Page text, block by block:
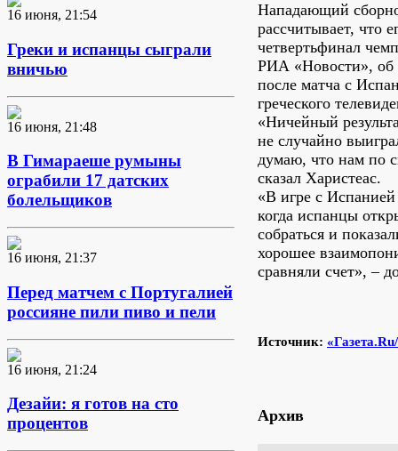
16 июня, 21:54
Греки и испанцы сыграли
вничью
16 июня, 21:48
В Гимараеше румыны
ограбили 17 датских
болельщиков
16 июня, 21:37
Перед матчем с Португалией
россияне пили пиво и пели
16 июня, 21:24
Дезайи: я готов на сто
процентов
Нападающий
рассчитывает, что
четвертьфинал
РИА «Новости», об
после матча с
греческого
«Ничейный
не случайно
думаю, что нам по
сказал Харистеас.
«В игре с
когда испанцы
собраться и
хорошее
сравняли счет», –
Источник:
Архив